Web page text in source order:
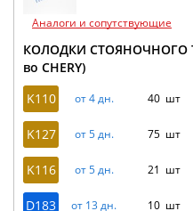
Аналоги и сопутствующие
КОЛОДКИ СТОЯНОЧНОГО
во CHERY)
K110
от 4 дн. 40 шт
K127 от 5 дн. 75 шт
K116 от 5 дн. 21 шт
D183 от 13 дн. 10 шт